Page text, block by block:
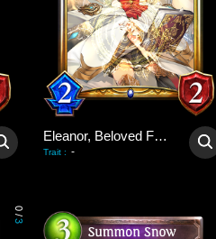
Eleanor, Beloved Flower
Trait : -
0
/
3